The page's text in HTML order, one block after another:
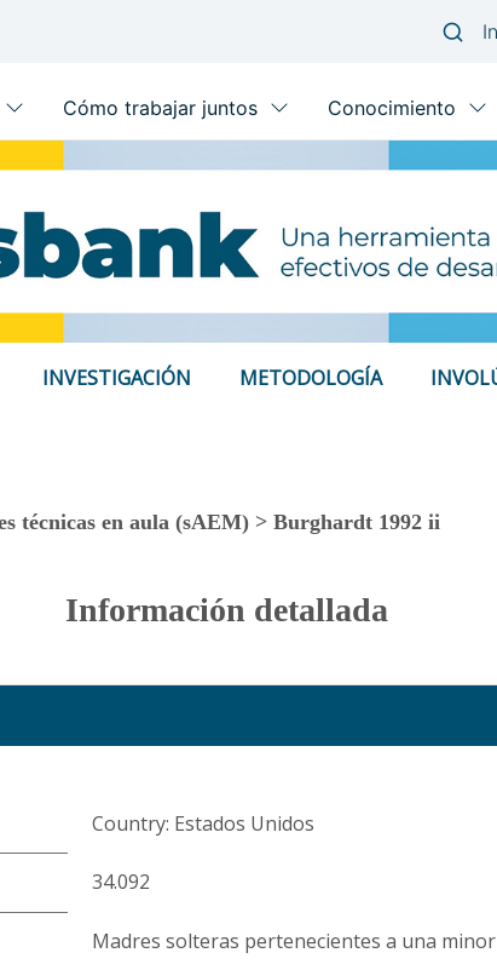
INVESTIGACIÓN METODOLOGÍA
técnicas en aula (sAEM) > Burghardt 1992 ii
Información detallada
Country: Estados Unidos
34.092
Madres solteras pertenecientes a una